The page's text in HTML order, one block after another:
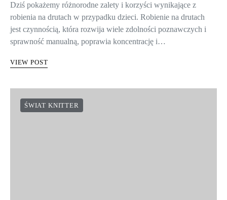
Dziś pokażemy różnorodne zalety i korzyści wynikające z
robienia na drutach w przypadku dzieci. Robienie na drutach
jest czynnością, która rozwija wiele zdolności poznawczych i
sprawność manualną, poprawia koncentrację i…
VIEW POST
ŚWIAT KNITTER